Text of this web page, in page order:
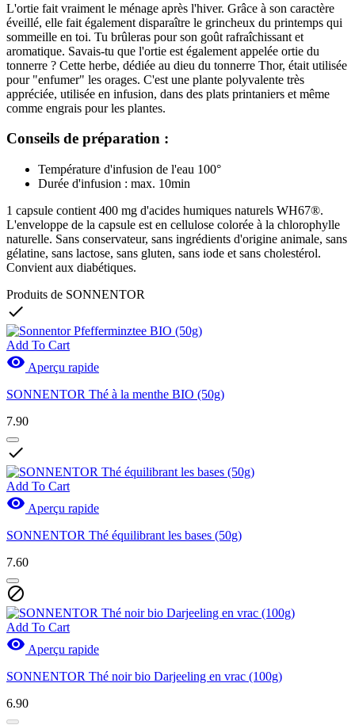
L'ortie fait vraiment le ménage après l'hiver. Grâce à son caractère
éveillé, elle fait également disparaître le grincheux du printemps qui
sommeille en toi. Tu brûleras pour son goût rafraîchissant et
aromatique. Savais-tu que l'ortie est également appelée ortie du
tonnerre ? Cette herbe, dédiée au dieu du tonnerre Thor, était utilisée
pour "enfumer" les orages. C'est une plante polyvalente très
appréciée, utilisée en infusion, dans des plats printaniers et même
comme engrais pour les plantes.
Conseils de préparation :
Température d'infusion de l'eau 100°
Durée d'infusion : max. 10min
1 capsule contient 400 mg d'acides humiques naturels WH67®.
L'enveloppe de la capsule est en cellulose colorée à la chlorophylle
naturelle. Sans conservateur, sans ingrédients d'origine animale, sans
gélatine, sans lactose, sans gluten, sans iode et sans cholestérol.
Convient aux diabétiques.
Produits de SONNENTOR

Add To Cart
 Aperçu rapide
SONNENTOR Thé à la menthe BIO (50g)
7.90

Add To Cart
 Aperçu rapide
SONNENTOR Thé équilibrant les bases (50g)
7.60

Add To Cart
 Aperçu rapide
SONNENTOR Thé noir bio Darjeeling en vrac (100g)
6.90